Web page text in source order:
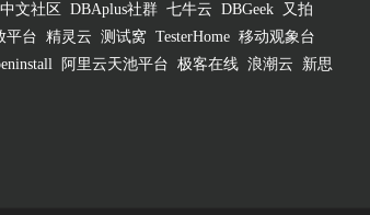
文社区 DBAplus社群 七牛云 DBGeek
又拍
平台 精灵云 测试窝 TesterHome 移动观象台
阿里云天池平台 极客在线 浪潮云
新思